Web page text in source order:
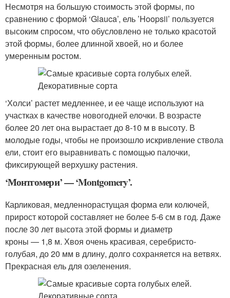
Несмотря на большую стоимость этой формы, по
сравнению с формой ‘Glauca’, ель ’Hoopsii’ пользуется
высоким спросом, что обусловлено не только красотой
этой формы, более длинной хвоей, но и более
умеренным ростом.
‘Холси’ растет медленнее, и ее чаще используют на
участках в качестве новогодней елочки. В возрасте
более 20 лет она вырастает до 8-10 м в высоту. В
молодые годы, чтобы не произошло искривление ствола
ели, стоит его выравнивать с помощью палочки,
фиксирующей верхушку растения.
‘Монтгомери’ — ‘Montgomery’.
Карликовая, медленнорастущая форма ели колючей,
прирост которой составляет не более 5-6 см в год. Даже
после 30 лет высота этой формы и диаметр
кроны — 1,8 м. Хвоя очень красивая, серебристо-
голубая, до 20 мм в длину, долго сохраняется на ветвях.
Прекрасная ель для озеленения.